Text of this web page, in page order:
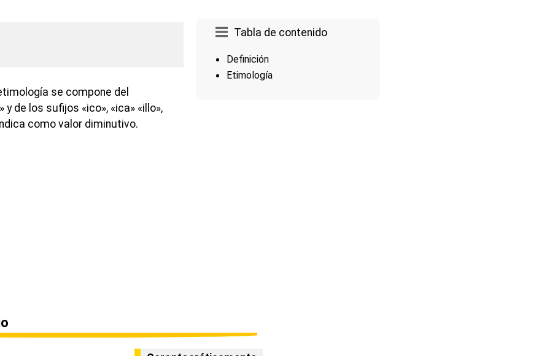
Tabla de contenido
Definición
Etimología
se compone del
de los sufijos «ico», «ica» «illo»,
como valor diminutivo.